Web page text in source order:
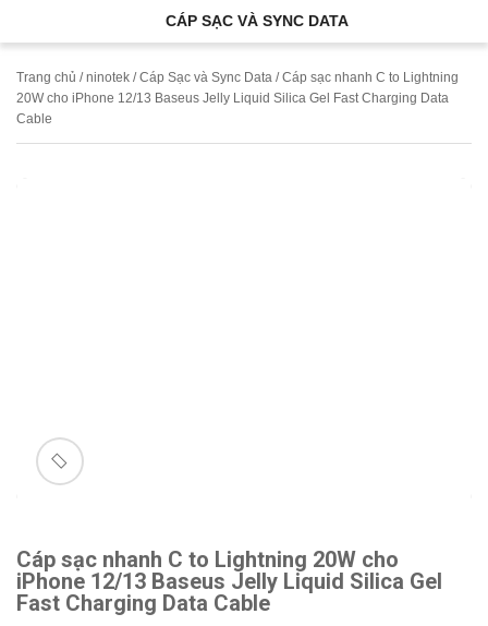
CÁP SẠC VÀ SYNC DATA
Trang chủ /ninotek /Cáp Sạc và Sync Data / Cáp sạc nhanh C to Lightning
20W cho iPhone 12/13 Baseus Jelly Liquid Silica Gel Fast Charging Data
Cable
🔍
Cáp sạc nhanh C to Lightning 20W cho
iPhone 12/13 Baseus Jelly Liquid Silica Gel
Fast Charging Data Cable